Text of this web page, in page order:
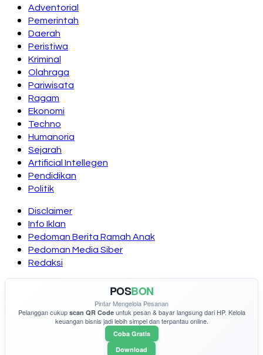
Adventorial
Pemerintah
Daerah
Peristiwa
Kriminal
Olahraga
Pariwisata
Ragam
Ekonomi
Techno
Humanoria
Sejarah
Artificial Intellegen
Pendidikan
Politik
Disclaimer
Info Iklan
Pedoman Berita Ramah Anak
Pedoman Media Siber
Redaksi
POSBON
Pintar Mengelola Pesanan
Pelanggan cukup scan QR Codeuntuk pesan & bayar langsung dari HP. Kelola
keuangan bisnis jadi lebih simpel dan terpantau online.
Coba Gratis
Download